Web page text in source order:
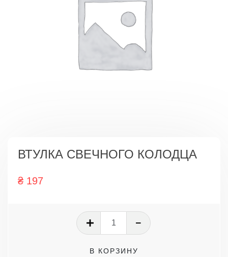
ВТУЛКА СВЕЧНОГО КОЛОДЦА
₴ 197
Количество
товара
СВЕЧНОГО
В КОРЗИНУ